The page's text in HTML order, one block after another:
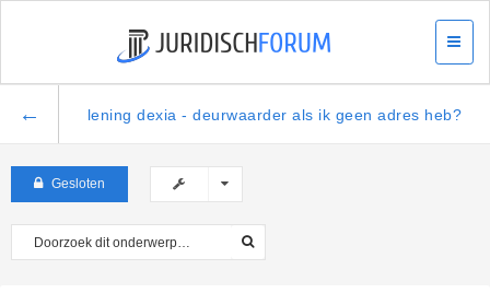
← lening dexia - deurwaarder als ik geen adres heb?
Gesloten